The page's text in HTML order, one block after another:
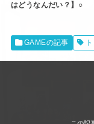
はどうなんだい？】○
GAMEの記事